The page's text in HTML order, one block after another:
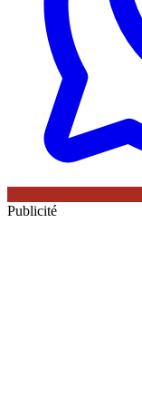
Publicité